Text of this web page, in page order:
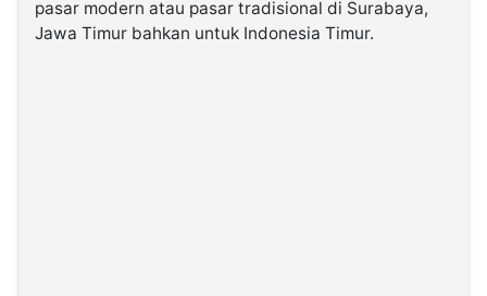
pasar modern atau pasar tradisional di Surabaya,
Jawa Timur bahkan untuk Indonesia Timur.